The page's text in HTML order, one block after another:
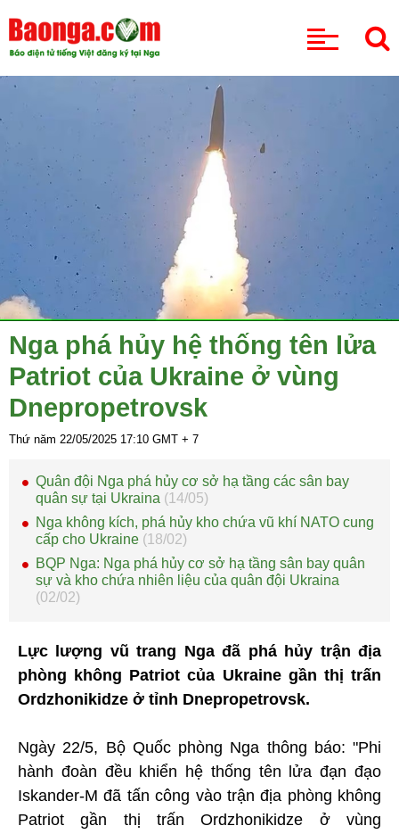
Nga phá hủy hệ thống tên lửa
Patriot của Ukraine ở vùng
Dnepropetrovsk
Thứ năm 22/05/2025 17:10 GMT + 7
Quân đội Nga phá hủy cơ sở hạ tầng các sân bay
quân sự tại Ukraina (14/05)
Nga không kích, phá hủy kho chứa vũ khí NATO cung
cấp cho Ukraine (18/02)
BQP Nga: Nga phá hủy cơ sở hạ tầng sân bay quân
sự và kho chứa nhiên liệu của quân đội Ukraina
(02/02)
Lực lượng vũ trang Nga đã phá hủy trận địa
phòng không Patriot của Ukraine gần thị trấn
Ordzhonikidze ở tỉnh Dnepropetrovsk.
Ngày 22/5, Bộ Quốc phòng Nga thông báo: "Phi
hành đoàn đều khiển hệ thống tên lửa đạn đạo
Iskander-M đã tấn công vào trận địa phòng không
Patriot gần thị trấn Ordzhonikidze ở vùng